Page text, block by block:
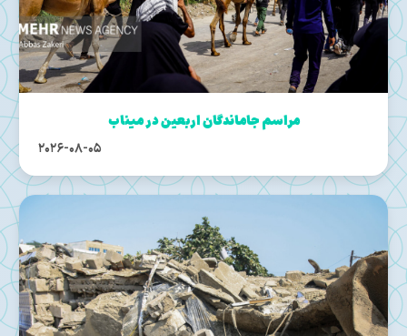
مراسم جاماندگان اربعین در میناب
2026-08-05